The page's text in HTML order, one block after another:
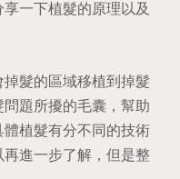
一下植髮的原理以及
髮的區域移植到掉髮
題所擾的毛囊，幫助
植髮有分不同的技術
進一步了解，但是整